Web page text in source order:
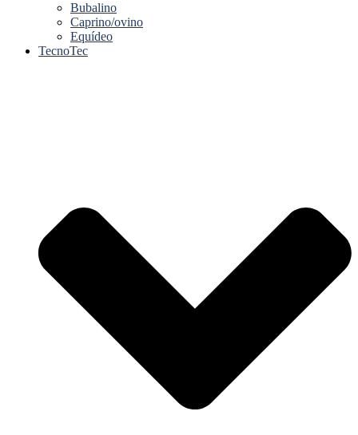
Bubalino
Caprino/ovino
Equídeo
TecnoTec